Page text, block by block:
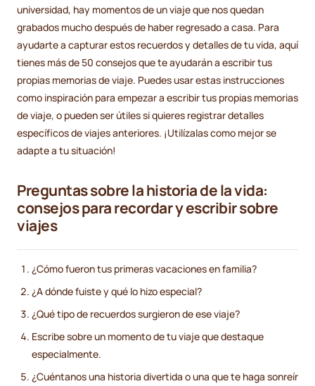
universidad, hay momentos de un viaje que nos quedan
grabados mucho después de haber regresado a casa. Para
ayudarte a capturar estos recuerdos y detalles de tu vida, aquí
tienes más de 50 consejos que te ayudarán a escribir tus
propias memorias de viaje. Puedes usar estas instrucciones
como inspiración para empezar a escribir tus propias memorias
de viaje, o pueden ser útiles si quieres registrar detalles
específicos de viajes anteriores. ¡Utilízalas como mejor se
adapte a tu situación!
Preguntas sobre la historia de la vida:
consejos para recordar y escribir sobre
viajes
¿Cómo fueron tus primeras vacaciones en familia?
¿A dónde fuiste y qué lo hizo especial?
¿Qué tipo de recuerdos surgieron de ese viaje?
Escribe sobre un momento de tu viaje que destaque
especialmente.
¿Cuéntanos una historia divertida o una que te haga sonreír